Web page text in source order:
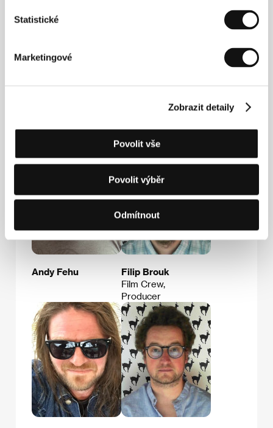
Statistické
Marketingové
Zobrazit detaily
Povolit vše
Povolit výběr
Odmítnout
E-mail:
Česká republika
Andy Fehu
Filip Brouk
Film Crew,
Producer